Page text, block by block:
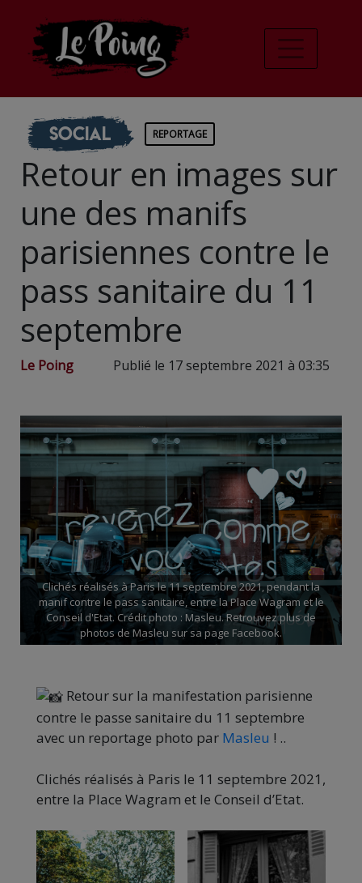
Social REPORTAGE
Retour en images sur
une des manifs
parisiennes contre le
pass sanitaire du 11
septembre
Le Poing Publié le 17 septembre 2021 à 03:35
Clichés réalisés à Paris le 11 septembre 2021, pendant la
manif contre le pass sanitaire, entre la Place Wagram et le
Conseil d'Etat. Crédit photo : Masleu. Retrouvez plus de
photos de Masleu sur sa page Facebook.
Retour sur la manifestation parisienne
contre le passe sanitaire du 11 septembre
avec un reportage photo par Masleu ! ..
Clichés réalisés à Paris le 11 septembre 2021,
entre la Place Wagram et le Conseil d’Etat.